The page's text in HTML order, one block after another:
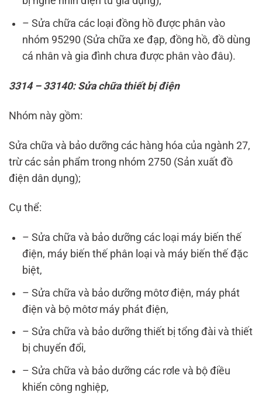
– Sửa chữa các loại đồng hồ được phân vào
nhóm 95290 (Sửa chữa xe đạp, đồng hồ, đồ dùng
cá nhân và gia đình chưa được phân vào đâu).
3314 – 33140: Sửa chữa thiết bị điện
Nhóm này gồm:
Sửa chữa và bảo dưỡng các hàng hóa của ngành 27,
trừ các sản phẩm trong nhóm 2750 (Sản xuất đồ
điện dân dụng);
Cụ thể:
– Sửa chữa và bảo dưỡng các loại máy biến thế
điện, máy biến thế phân loại và máy biến thế đặc
biệt,
– Sửa chữa và bảo dưỡng môtơ điện, máy phát
điện và bộ môtơ máy phát điện,
– Sửa chữa và bảo dưỡng thiết bị tổng đài và thiết
bị chuyển đổi,
– Sửa chữa và bảo dưỡng các rơle và bộ điều
khiển công nghiệp,